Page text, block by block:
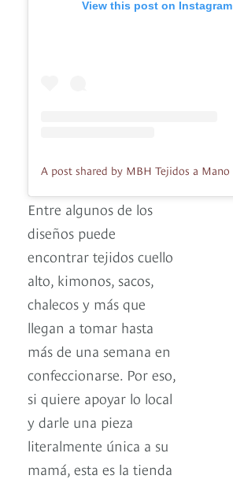
View this post on Instagram
Entre algunos de los
diseños puede
encontrar tejidos cuello
alto, kimonos, sacos,
chalecos y más que
llegan a tomar hasta
más de una semana en
confeccionarse. Por eso,
si quiere apoyar lo local
y darle una pieza
literalmente única a su
mamá, esta es la tienda